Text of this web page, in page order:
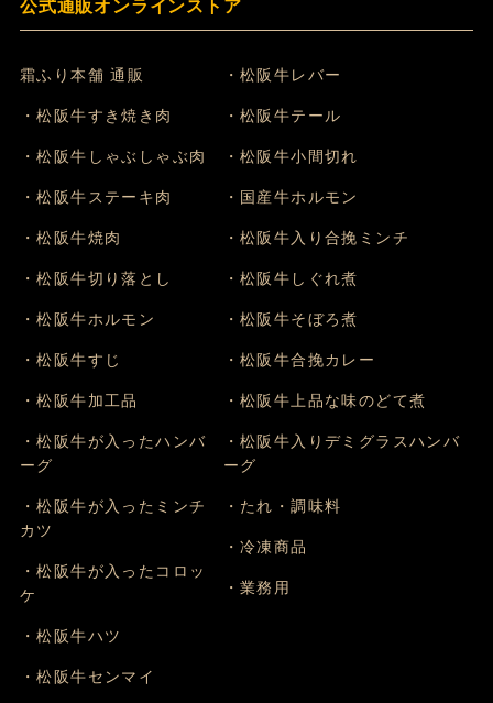
公式通販オンラインストア
霜ふり本舗 通販
・松阪牛すき焼き肉
・松阪牛しゃぶしゃぶ肉
・松阪牛ステーキ肉
・松阪牛焼肉
・松阪牛切り落とし
・松阪牛ホルモン
・松阪牛すじ
・松阪牛加工品
・松阪牛が入ったハンバ
ーグ
・松阪牛が入ったミンチ
カツ
・松阪牛が入ったコロッ
ケ
・松阪牛ハツ
・松阪牛センマイ
・松阪牛レバー
・松阪牛テール
・松阪牛小間切れ
・国産牛ホルモン
・松阪牛入り合挽ミンチ
・松阪牛しぐれ煮
・松阪牛そぼろ煮
・松阪牛合挽カレー
・松阪牛上品な味のどて煮
・松阪牛入りデミグラスハンバ
ーグ
・たれ・調味料
・冷凍商品
・業務用